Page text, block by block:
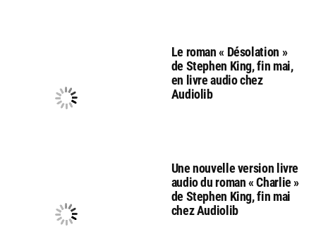
Le roman « Désolation »
de Stephen King, fin mai,
en livre audio chez
Audiolib
Une nouvelle version livre
audio du roman « Charlie »
de Stephen King, fin mai
chez Audiolib